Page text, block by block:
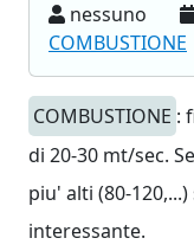
nessuno
COMBUSTIONE
COMBUSTIONE :
di 20-30 mt/sec.
piu' alti (80-
interessante.